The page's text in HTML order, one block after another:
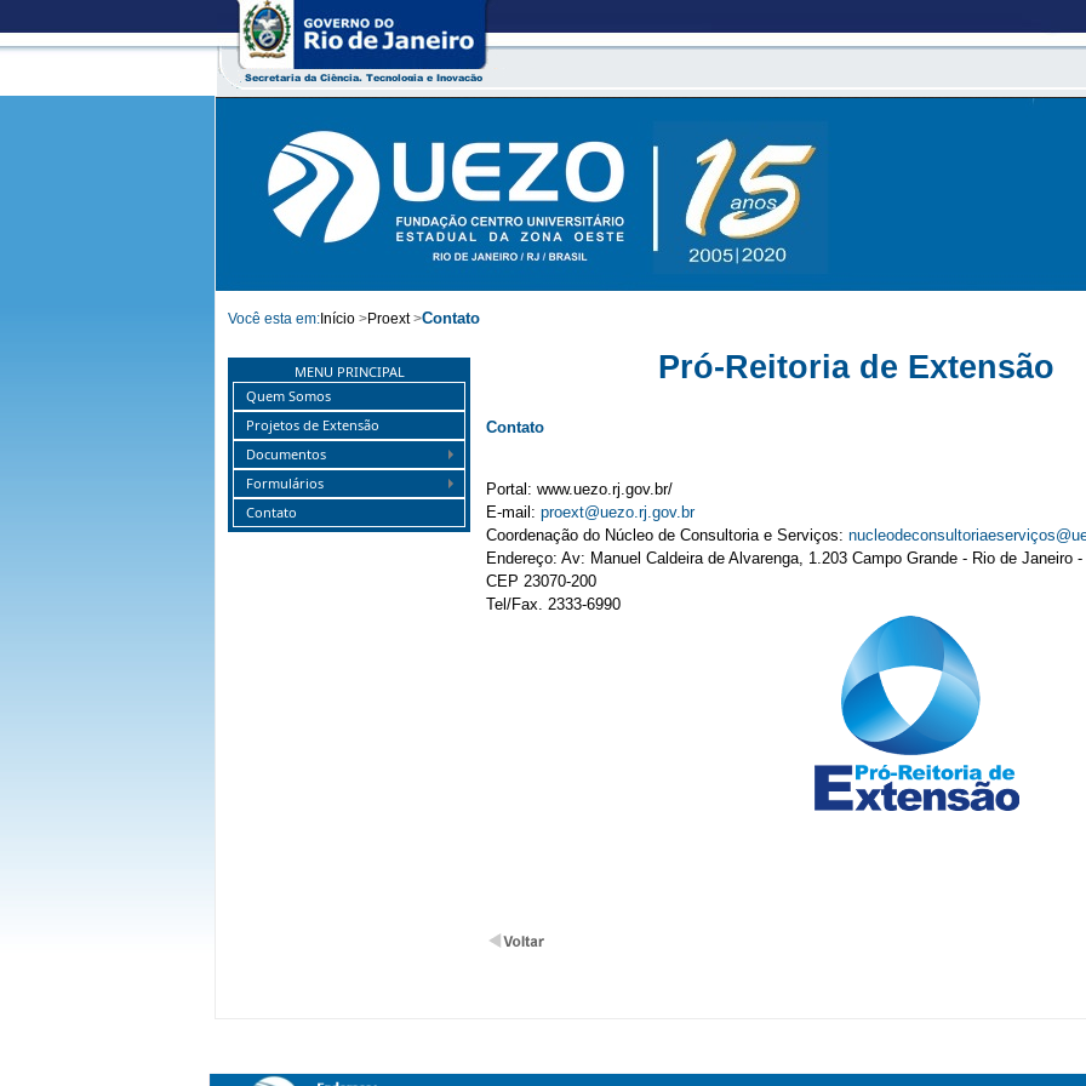
Você esta em: Início >Proext>Contato
MENU PRINCIPAL
Quem Somos
Projetos de Extensão
Documentos
Formulários
Contato
Pró-Reitoria de Extensão
Contato
Portal: www.uezo.rj.gov.br/
E-mail: proext@uezo.rj.gov.br
Coordenação do Núcleo de Consultoria e Serviços:
Endereço: Av: Manuel Caldeira de Alvarenga, 1.203 Campo Grande - Rio de Janeiro -
CEP 23070-200
Tel/Fax. 2333-6990